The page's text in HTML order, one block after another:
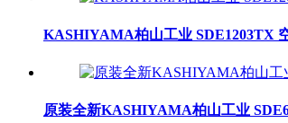
KASHIYAMA柏山工业 SDE1203TX
原装全新KASHIYAMA柏山工业